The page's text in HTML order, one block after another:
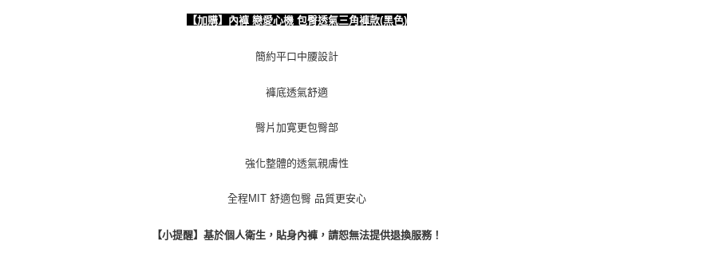
【加購】內褲 戀愛心機 包臀透氣三角褲款(黑色)
簡約平口中腰設計
褲底透氣舒適
臀片加寛更包臀部
強化整體的透氣親膚性
全程MIT 舒適包臀 品質更安心
【小提醒】基於個人衛生，貼身內褲，請恕無法提供退換服務！